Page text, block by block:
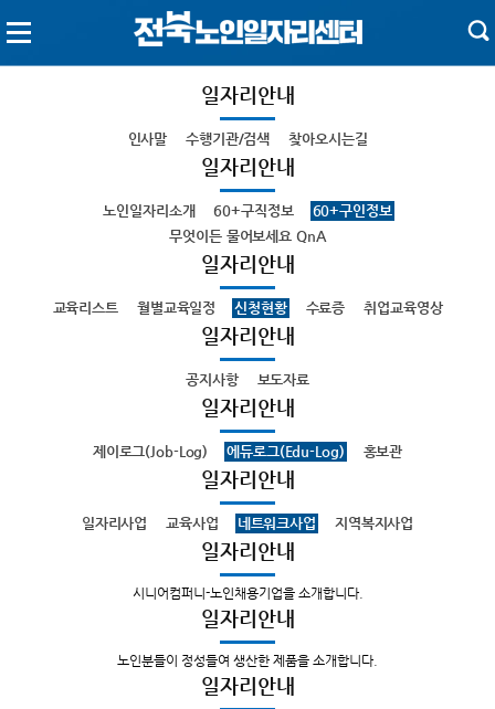
일자리안내
인사말 수행기관/검색 찾아오시는길
일자리안내
노인일자리소개 60+구직정보
60+구인정보
무엇이든 물어보세요 QnA
일자리안내
교육리스트 월별교육일정 신청현황 수료증 취업교육영상
일자리안내
공지사항 보도자료
일자리안내
제이로그(Job-Log) 에듀로그(Edu-Log) 홍보관
일자리안내
일자리사업 교육사업 네트워크사업 지역복지사업
일자리안내
시니어컴퍼니-노인채용기업을 소개합니다.
일자리안내
노인분들이 정성들여 생산한 제품을 소개합니다.
일자리안내